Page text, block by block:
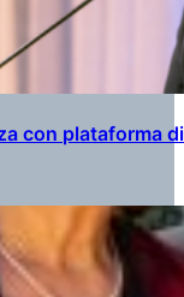
con plataforma